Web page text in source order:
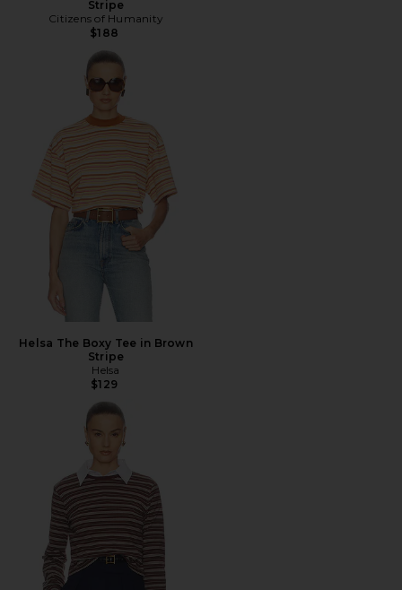
Stripe
Citizens of Humanity
$188
Helsa The Boxy Tee in Brown
Stripe
Helsa
$129